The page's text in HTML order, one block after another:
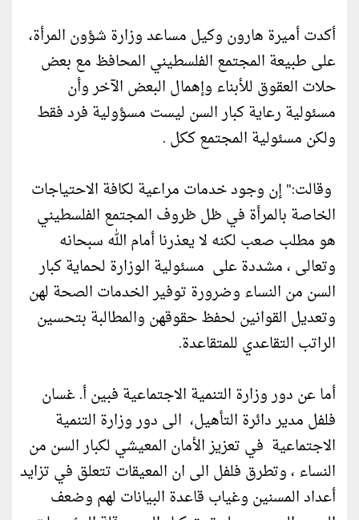
أكدت أميرة هارون وكيل مساعد وزارة شؤون المرأة،
على طبيعة المجتمع الفلسطيني المحافظ مع بعض
حلات العقوق للأبناء وإهمال البعض الآخر وأن
مسئولية رعاية كبار السن ليست مسؤولية فرد فقط
ولكن مسئولية المجتمع ككل .
وقالت:" إن وجود خدمات مراعية لكافة الاحتياجات
الخاصة بالمرأة في ظل ظروف المجتمع الفلسطيني
هو مطلب صعب لكنه لا يعذرنا أمام الله سبحانه
وتعالى ، مشددة على مسئولية الوزارة لحماية كبار
السن من النساء وضرورة توفير الخدمات الصحة لهن
وتعديل القوانين لحفظ حقوقهن والمطالبة بتحسين
الراتب التقاعدي للمتقاعدة.
أما عن دور وزارة التنمية الاجتماعية فبين أ. غسان
فلفل مدير دائرة التأهيل، الى دور وزارة التنمية
الاجتماعية في تعزيز الأمان المعيشي لكبار السن من
النساء ، وتطرق فلفل الى ان المعيقات تتعلق في تزايد
أعداد المسنين وغياب قاعدة البيانات لهم وضعف